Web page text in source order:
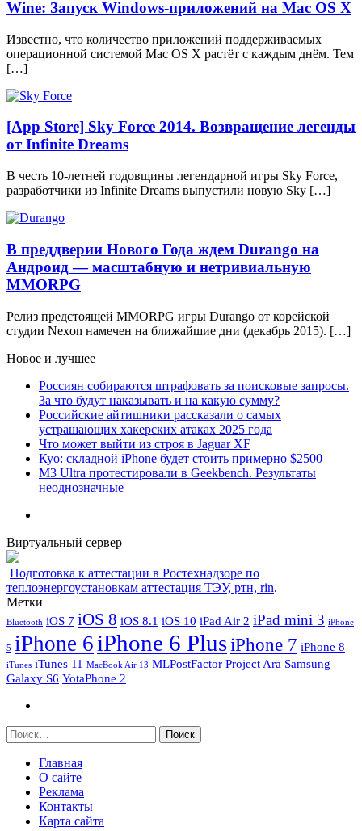
Wine: Запуск Windows-приложений на Mac OS X
Известно, что количество приложений поддерживаемых
операционной системой Mac OS X растёт с каждым днём. Тем
[…]
[App Store] Sky Force 2014. Возвращение легенды
от Infinite Dreams
В честь 10-летней годовщины легендарной игры Sky Force,
разработчики из Infinite Dreams выпустили новую Sky […]
В преддверии Нового Года ждем Durango на
Андроид — масштабную и нетривиальную
MMORPG
Релиз предстоящей MMORPG игры Durango от корейской
студии Nexon намечен на ближайшие дни (декабрь 2015). […]
Новое и лучшее
Россиян собираются штрафовать за поисковые запросы.
За что будут наказывать и на какую сумму?
Российские айтишники рассказали о самых
устрашающих хакерских атаках 2025 года
Что может выйти из строя в Jaguar XF
Куо: складной iPhone будет стоить примерно $2500
M3 Ultra протестировали в Geekbench. Результаты
неоднозначные
Виртуальный сервер
Подготовка к аттестации в Ростехнадзоре по
теплоэнергоустановкам аттестация ТЭУ, ртн, rin.
Метки
Bluetooth iOS 7 iOS 8 iOS 8.1 iOS 10 iPad Air 2 iPad mini 3 iPhone
5 iPhone 6 iPhone 6 PlusiPhone 7 iPhone 8
iTunes iTunes 11 MacBook Air 13 MLPostFactor Project Ara Samsung
Galaxy S6 YotaPhone 2
Найти:
Главная
О сайте
Реклама
Контакты
Карта сайта